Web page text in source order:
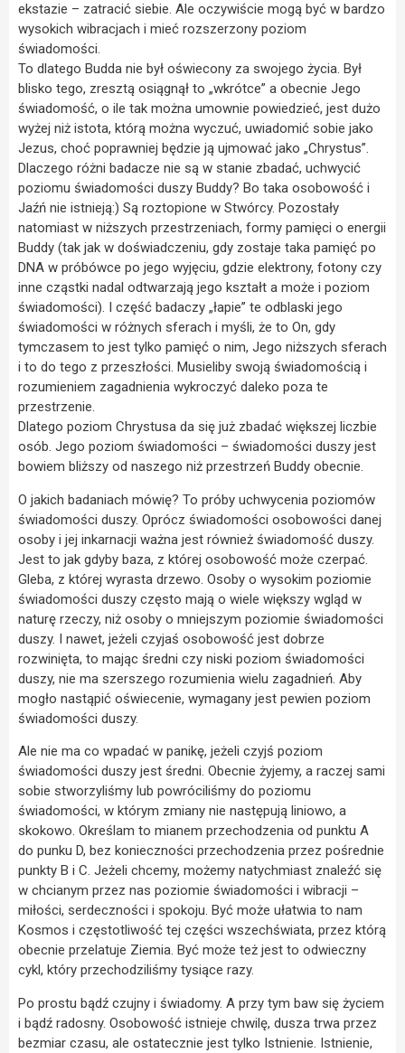
ekstazie – zatracić siebie. Ale oczywiście mogą być w bardzo
wysokich wibracjach i mieć rozszerzony poziom
świadomości.
To dlatego Budda nie był oświecony za swojego życia. Był
blisko tego, zresztą osiągnął to „wkrótce” a obecnie Jego
świadomość, o ile tak można umownie powiedzieć, jest dużo
wyżej niż istota, którą można wyczuć, uwiadomić sobie jako
Jezus, choć poprawniej będzie ją ujmować jako „Chrystus”.
Dlaczego różni badacze nie są w stanie zbadać, uchwycić
poziomu świadomości duszy Buddy? Bo taka osobowość i
Jaźń nie istnieją:) Są roztopione w Stwórcy. Pozostały
natomiast w niższych przestrzeniach, formy pamięci o energii
Buddy (tak jak w doświadczeniu, gdy zostaje taka pamięć po
DNA w próbówce po jego wyjęciu, gdzie elektrony, fotony czy
inne cząstki nadal odtwarzają jego kształt a może i poziom
świadomości). I część badaczy „łapie” te odblaski jego
świadomości w różnych sferach i myśli, że to On, gdy
tymczasem to jest tylko pamięć o nim, Jego niższych sferach
i to do tego z przeszłości. Musieliby swoją świadomością i
rozumieniem zagadnienia wykroczyć daleko poza te
przestrzenie.
Dlatego poziom Chrystusa da się już zbadać większej liczbie
osób. Jego poziom świadomości – świadomości duszy jest
bowiem bliższy od naszego niż przestrzeń Buddy obecnie.
O jakich badaniach mówię? To próby uchwycenia poziomów
świadomości duszy. Oprócz świadomości osobowości danej
osoby i jej inkarnacji ważna jest również świadomość duszy.
Jest to jak gdyby baza, z której osobowość może czerpać.
Gleba, z której wyrasta drzewo. Osoby o wysokim poziomie
świadomości duszy często mają o wiele większy wgląd w
naturę rzeczy, niż osoby o mniejszym poziomie świadomości
duszy. I nawet, jeżeli czyjaś osobowość jest dobrze
rozwinięta, to mając średni czy niski poziom świadomości
duszy, nie ma szerszego rozumienia wielu zagadnień. Aby
mogło nastąpić oświecenie, wymagany jest pewien poziom
świadomości duszy.
Ale nie ma co wpadać w panikę, jeżeli czyjś poziom
świadomości duszy jest średni. Obecnie żyjemy, a raczej sami
sobie stworzyliśmy lub powróciliśmy do poziomu
świadomości, w którym zmiany nie następują liniowo, a
skokowo. Określam to mianem przechodzenia od punktu A
do punku D, bez konieczności przechodzenia przez pośrednie
punkty B i C. Jeżeli chcemy, możemy natychmiast znaleźć się
w chcianym przez nas poziomie świadomości i wibracji –
miłości, serdeczności i spokoju. Być może ułatwia to nam
Kosmos i częstotliwość tej części wszechświata, przez którą
obecnie przelatuje Ziemia. Być może też jest to odwieczny
cykl, który przechodziliśmy tysiące razy.
Po prostu bądź czujny i świadomy. A przy tym baw się życiem
i bądź radosny. Osobowość istnieje chwilę, dusza trwa przez
bezmiar czasu, ale ostatecznie jest tylko Istnienie. Istnienie,